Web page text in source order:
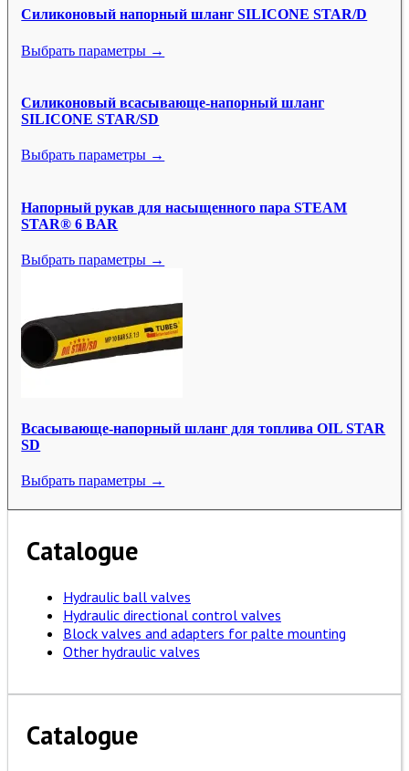
Силиконовый напорный шланг SILICONE STAR/D
Выбрать параметры →
Силиконовый всасывающе-напорный шланг
SILICONE STAR/SD
Выбрать параметры →
Напорный рукав для насыщенного пара STEAM
STAR® 6 BAR
Выбрать параметры →
Всасывающе-напорный шланг для топлива OIL STAR
SD
Выбрать параметры →
Catalogue
Hydraulic ball valves
Hydraulic directional control valves
Block valves and adapters for palte mounting
Other hydraulic valves
Catalogue